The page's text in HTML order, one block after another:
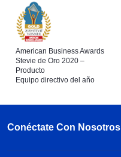
American Business Awards
Stevie de Oro 2020 –
Producto
Equipo directivo del año
Conéctate Con Nosotros